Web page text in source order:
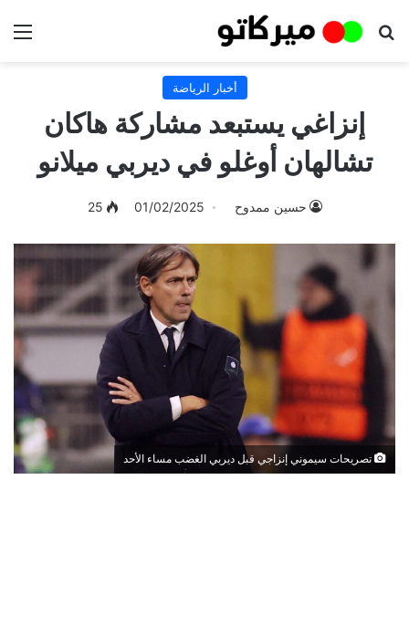
بحث عن
أخبار الرياضة
إنزاغي يستبعد مشاركة هاكان
تشالهان أوغلو في ديربي ميلانو
حسين ممدوح 01/02/2025
25
تصريحات سيموني إنزاجي قبل ديربي الغضب مساء الأحد